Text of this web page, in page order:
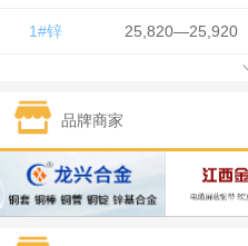
1#锌 25,820—25,920
1#锡 434,000—436,000
1#镍 129,550—130,750
1#白银 15,100—15,110
品牌商家